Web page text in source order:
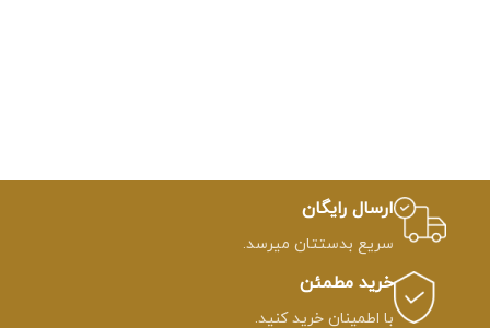
ارسال رایگان
سریع بدستتان میرسد.
خرید مطمئن
با اطمینان خرید کنید.